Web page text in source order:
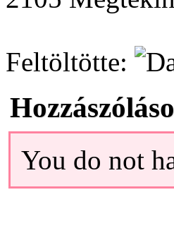
Feltöltötte:
You do not